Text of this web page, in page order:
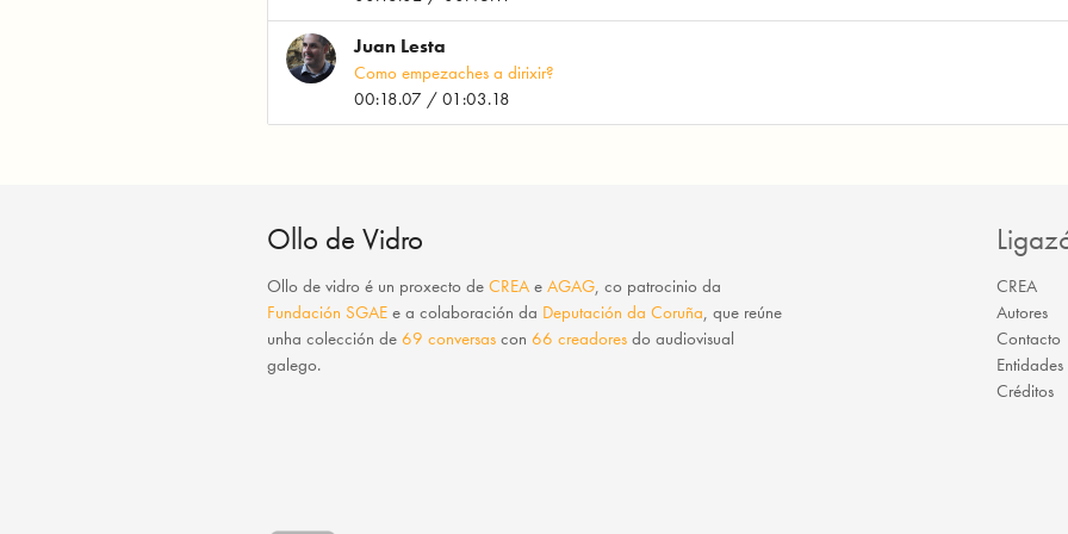
Juan Lesta
Como empezaches a dirixir?
00:18.07 / 01:03.18
Ollo de Vidro
Ollo de vidro é un proxecto deCREA eAGAG, co patrocinio da
Fundación SGAE e a colaboración da Deputación da Coruña, que reúne
unha colección de69 conversas con66 creadores do audiovisual
galego.
CREA
Autores
Contacto
Créditos